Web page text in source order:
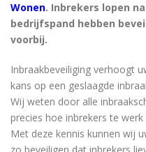
Wonen. Inbrekers lopen
bedrijfspand hebben
voorbij.
Inbraakbeveiliging verhoogt
kans op een geslaagde
Wij weten door alle
precies hoe inbrekers te werk
Met deze kennis kunnen wij